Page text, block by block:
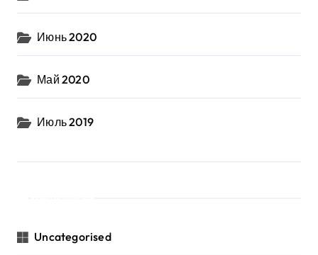
Июнь 2020
Май 2020
Июль 2019
Uncategorised